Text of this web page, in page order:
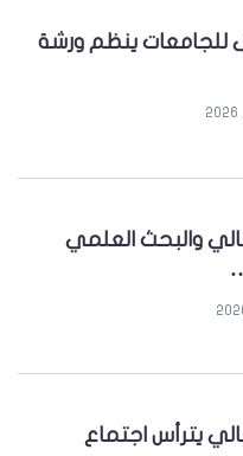
للجامعات ينظم ورشة
والبحث العلمي
يترأس اجتماع